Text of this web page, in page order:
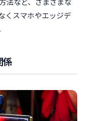
法など、さまざまな
くスマホやエッジデ
係